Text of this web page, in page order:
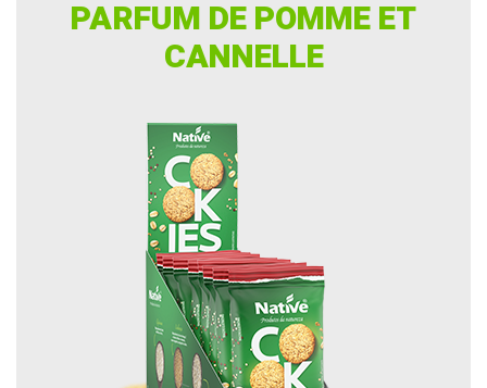
PARFUM DE POMME ET
CANNELLE